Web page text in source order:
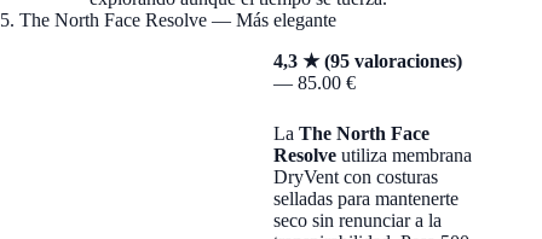
5. The North Face Resolve — Más elegante
4,3 ★ (95 valoraciones)
— 85.00 €
LaThe North Face
Resolve utiliza membrana
DryVent con costuras
selladas para mantenerte
seco sin renunciar a la